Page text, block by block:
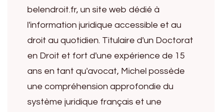
belendroit.fr, un site web dédié à
l'information juridique accessible et au
droit au quotidien. Titulaire d'un Doctorat
en Droit et fort d'une expérience de 15
ans en tant qu'avocat, Michel possède
une compréhension approfondie du
système juridique français et une